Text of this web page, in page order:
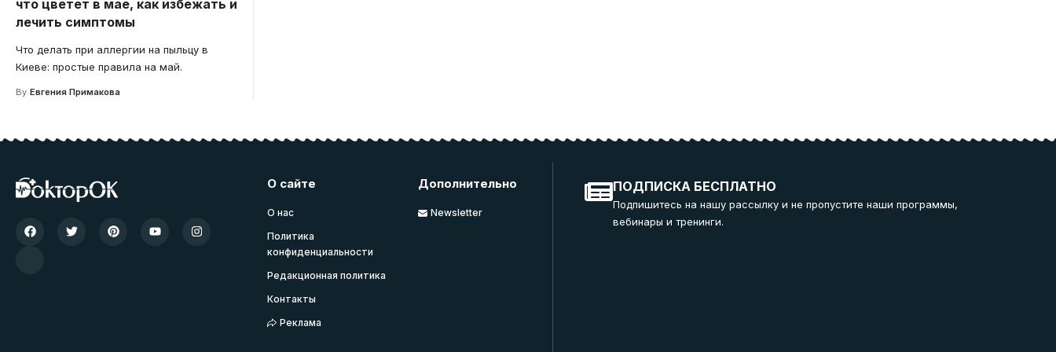
что цветет в мае, как избежать и
лечить симптомы
Что делать при аллергии на пыльцу в
Киеве: простые правила на май.
By Евгения Примакова
О сайте
О нас
Политика
конфиденциальности
Редакционная политика
Контакты
Реклама
Дополнительно
Newsletter
ПОДПИСКА БЕСПЛАТНО
Подпишитесь на нашу рассылку и не пропустите наши программы,
вебинары и тренинги.